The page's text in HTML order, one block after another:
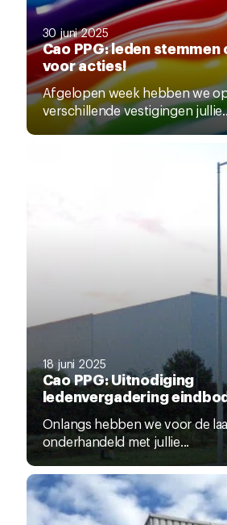
30 juni 2025
Cao PPG: leden stemmen
voor acties!
Afgelopen week hebben we
verschillende vestigingen
18 juni 2025
Cao PPG: Uitnodiging
ledenvergadering
Onlangs hebben we voor de
onderhandeld met jullie...